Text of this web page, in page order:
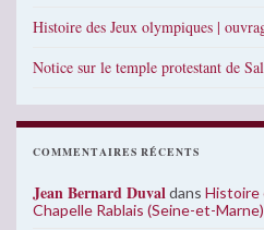
Histoire des Jeux olympiques |
Notice sur le temple protestant de
COMMENTAIRES RÉCENTS
Jean Bernard Duvaldans Histoire
Chapelle Rablais (Seine-et-Marne)